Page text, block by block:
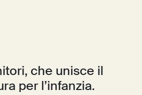
che unisce il
per l’infanzia.